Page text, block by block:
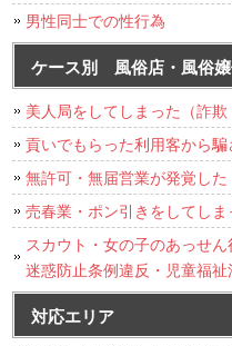
男性同士での性行為
ケース別 風俗店・風俗
美人局をしてしまった（詐欺
貢いでもらった利用客から騙
無許可・無届営業が発覚した
売春業・ポン引きをしてしま
スカウト・女の子のあっせ
迷惑防止条例違反・児童福祉
対応エリア